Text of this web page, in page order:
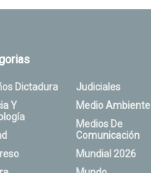
Dictadura
Y
Judiciales
Medio Ambiente
Medios De
Comunicación
Mundial 2026